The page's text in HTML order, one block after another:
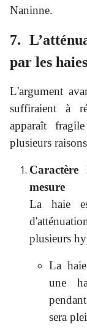
Naninne.
7.
par les
L'argument
suffiraient à
apparaît
plusieurs
mesure
La haie
plusieurs
La
une
sera